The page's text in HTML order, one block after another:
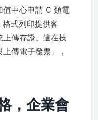
值中心申請 C 類電
式列印提供客
上傳存證。這在技
傳電子發票」，
，企業會